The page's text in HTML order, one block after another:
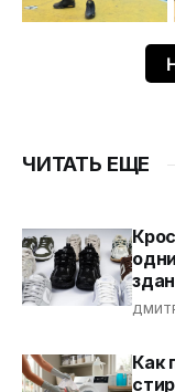
ЧИТАТЬ ЕЩЕ
Как